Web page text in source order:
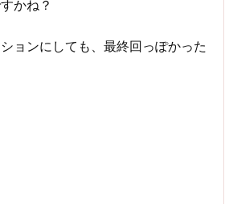
かね？
ョンにしても、最終回っぽかった